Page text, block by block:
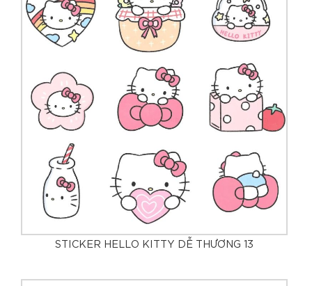
STICKER HELLO KITTY DỄ THƯƠNG 13